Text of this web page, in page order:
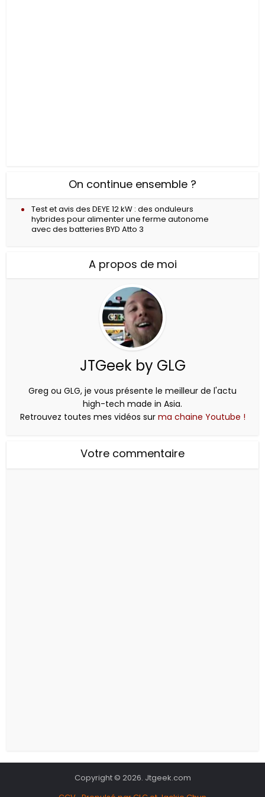
On continue ensemble ?
Test et avis des DEYE 12 kW : des onduleurs
hybrides pour alimenter une ferme autonome
avec des batteries BYD Atto 3
A propos de moi
JTGeek by GLG
Greg ou GLG, je vous présente le meilleur de l'actu
high-tech made in Asia.
Retrouvez toutes mes vidéos sur ma chaine Youtube !
Votre commentaire
Copyright © 2026. Jtgeek.com